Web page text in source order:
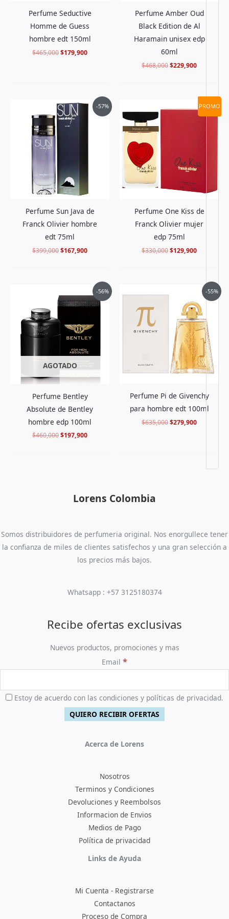
Perfume Seductive
Homme de Guess
hombre edt 150ml
$465,000$179,900
Perfume Amber Oud
Black Edition de Al
Haramain unisex edp
60ml
$468,000$229,900
-57%
Perfume Sun Java de
Franck Olivier hombre
edt 75ml
$399,000
El
precio
original
era:
$167,900
El
precio
actual
PROMO
Perfume One Kiss de
Franck Olivier mujer
edp 75ml
$330,000
precio
$129,900
El
precio
actual
-56%
AGOTADO
Perfume Bentley
Absolute de Bentley
hombre edp 100ml
$460,000
precio
original
$460,000.
$197,900
precio
actual
-55%
Perfume Pi de Givenchy
para hombre edt 100ml
$635,000
original
era:
$635,000.
$279,900
precio
actual
es:
$279,900.
Lorens Colombia
Somos distribuidores de perfumeria original. Nos enorgullece tener
la confianza de miles de clientes satisfechos y una gran selección a
los precios más bajos.
Whatsapp : +57 3125180374
Recibe ofertas exclusivas
Nuevos productos, promociones y mas
Email *
Estoy de acuerdo con las condiciones y políticas de privacidad.
Acerca de Lorens
Nosotros
Terminos y Condiciones
Devoluciones y Reembolsos
Informacion de Envios
Medios de Pago
Política de privacidad
Links de Ayuda
Mi Cuenta - Registrarse
Contactanos
Proceso de Compra
Facebook
Instagram
TikTokPinterest